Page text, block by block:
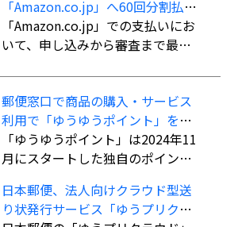
航空便扱いで送ることができる。
書留扱いの「国際eパケット」より
も低料金で利用でき、追跡サービ
「Amazon.co.jp」へ60回分割払い
ができる決済手段「オリコ分割払
い」を導入
「Amazon.co.jp」での支払いにお
いて、申し込みから審査まで最短5
ド不要で最大60回までの分割払い
が可能になる。
郵便窓口で商品の購入・サービス
利用で「ゆうゆうポイント」を付
与、「ゆうちょPayポイント」への
交換も開始
「ゆうゆうポイント」は2024年11
月にスタートした独自のポイント
プリ」の会員証を提示した上で、
対象商品を購入、またはサービス
日本郵便、法人向けクラウド型送
り状発行サービス「ゆうプリクラ